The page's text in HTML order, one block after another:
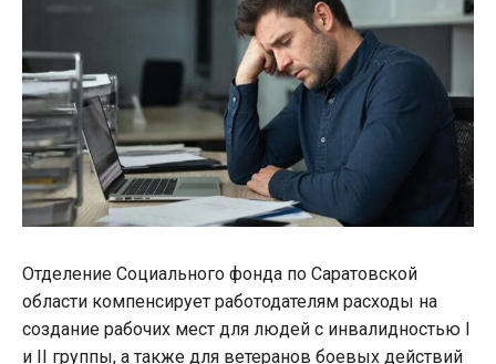
Отделение Социального фонда по Саратовской
области компенсирует работодателям расходы на
создание рабочих мест для людей с инвалидностью I
и II группы, а также для ветеранов боевых действий